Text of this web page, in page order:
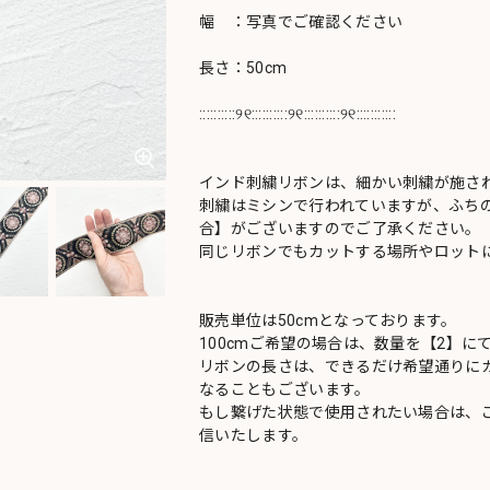
幅 ：写真でご確認ください
長さ：50cm
::::::::::୨୧::::::::::୨୧::::::::::୨୧:::::::::::
インド刺繍リボンは、細かい刺繍が施さ
刺繍はミシンで行われていますが、ふち
合】がございますのでご了承ください。
同じリボンでもカットする場所やロッ
販売単位は50cmとなっております。
100cmご希望の場合は、数量を【2】に
リボンの長さは、できるだけ希望通り
なることもございます。
もし繋げた状態で使用されたい場合は
信いたします。